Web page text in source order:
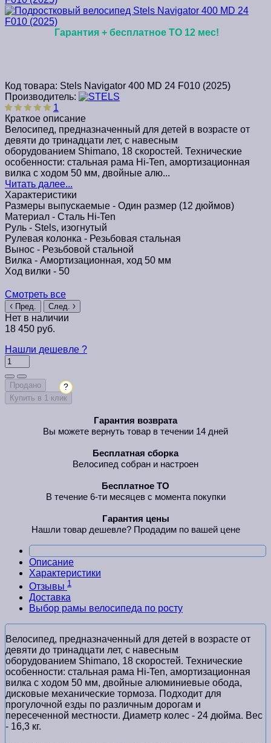
Гарантия + бесплатное ТО 12 мес!
Код товара: Stels Navigator 400 MD 24 F010 (2025)
Производитель:
1
Краткое описание
Велосипед, предназначенный для детей в возрасте от
девяти до тринадцати лет, с навесным
оборудованием Shimano, 18 скоростей. Технические
особенности: стальная рама Hi-Ten, амортизационная
вилка с ходом 50 мм, двойные алю...
Читать далее...
Характеристики
Размеры выпускаемые - Один размер (12 дюймов)
Материал - Сталь Hi-Ten
Руль - Stels, изогнутый
Рулевая колонка - Резьбовая стальная
Вынос - Резьбовой стальной
Вилка - Амортизационная, ход 50 мм
Ход вилки - 50
Смотреть все
Пред. След.
Нет в наличии
18 450 руб.
Нашли дешевле ?
Продано
Купить в 1 клик
?
Гарантия возврата
Вы можете вернуть товар в течении 14 дней
Бесплатная сборка
Велосипед собран и настроен
Бесплатное ТО
В течение 6-ти месяцев с момента покупки
Гарантия цены
Нашли товар дешевле? Продадим по вашей цене
Описание
Характеристики
Отзывы 1
Доставка
Выбор рамы велосипеда по росту
Велосипед, предназначенный для детей в возрасте от
девяти до тринадцати лет, с навесным
оборудованием Shimano, 18 скоростей. Технические
особенности: стальная рама Hi-Ten, амортизационная
вилка с ходом 50 мм, двойные алюминиевые обода,
дисковые механические тормоза. Подходит для
прогулочной езды по различным дорогам и
пересеченной местности. Диаметр колес - 24 дюйма. Вес
- 16,3 кг.